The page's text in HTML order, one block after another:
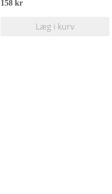
158 kr
Læg i kurv